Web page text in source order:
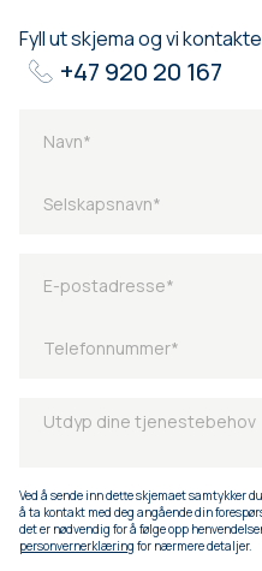
Fyll ut skjema og vi
+47 920 20 167
Ved å sende inn dette skjemaet samtykker
å ta kontakt med deg angående din
det er nødvendig for å følge opp
personvernerklæring for nærmere detaljer.